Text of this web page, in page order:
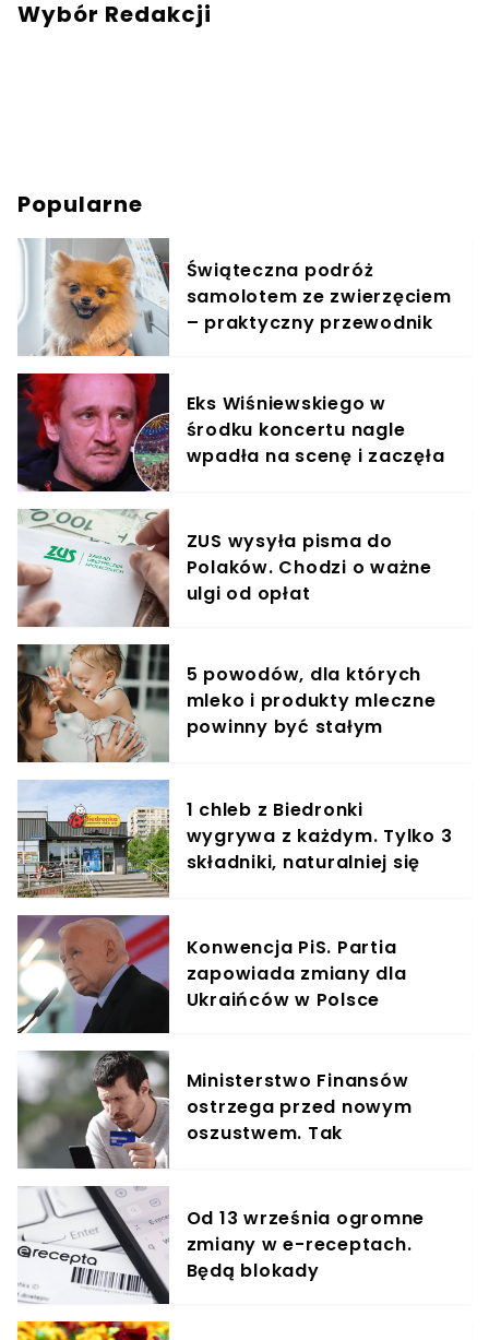
Wybór Redakcji
Popularne
Świąteczna podróż
samolotem ze zwierzęciem
– praktyczny przewodnik
Eks Wiśniewskiego w
środku koncertu nagle
wpadła na scenę i zaczęła
ZUS wysyła pisma do
Polaków. Chodzi o ważne
ulgi od opłat
5 powodów, dla których
mleko i produkty mleczne
powinny być stałym
1 chleb z Biedronki
wygrywa z każdym. Tylko 3
składniki, naturalniej się
Konwencja PiS. Partia
zapowiada zmiany dla
Ukraińców w Polsce
Ministerstwo Finansów
ostrzega przed nowym
oszustwem. Tak
Od 13 września ogromne
zmiany w e-receptach.
Będą blokady